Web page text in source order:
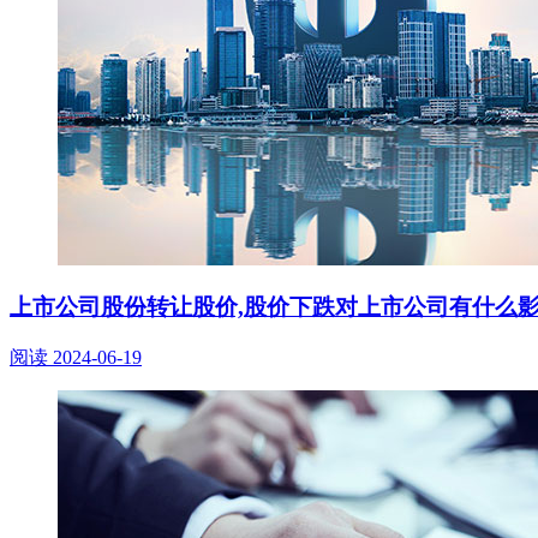
上市公司股份转让股价,股价下跌对上市公司有什么
阅读 2024-06-19